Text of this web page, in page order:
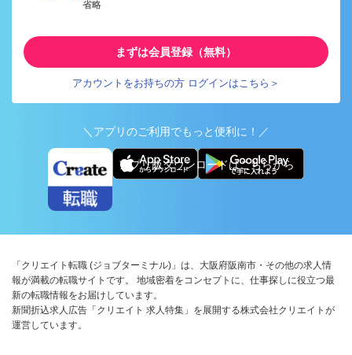
省略
まずは会員登録（無料）
アカウントをお持ちの方 ログインはこちら＞
＼アプリのご利用でもっと便利に！／
アプリ版ダウンロードはこちらから
「クリエイト転職 (ジョブターミナル)」は、大阪府阪南市・その他の求人情
報が満載の転職サイトです。 地域密着をコンセプトに、仕事探しに役立つ最
新の転職情報をお届けしています。
新聞折込求人広告「クリエイト 求人特集」を展開する株式会社クリエイトが
運営しています。